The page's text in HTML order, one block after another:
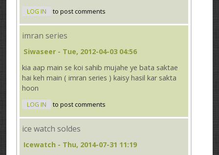
LOG IN to post comments
imran series
Siwaseer - Tue, 2012-04-03 04:56
kia aap main se koi sahib mujahe ye bata saktae
hai keh main ( imran series ) kaisy hasil kar sakta
hoon
LOG IN to post comments
ice watch soldes
Icewatch - Thu, 2014-07-31 11:19